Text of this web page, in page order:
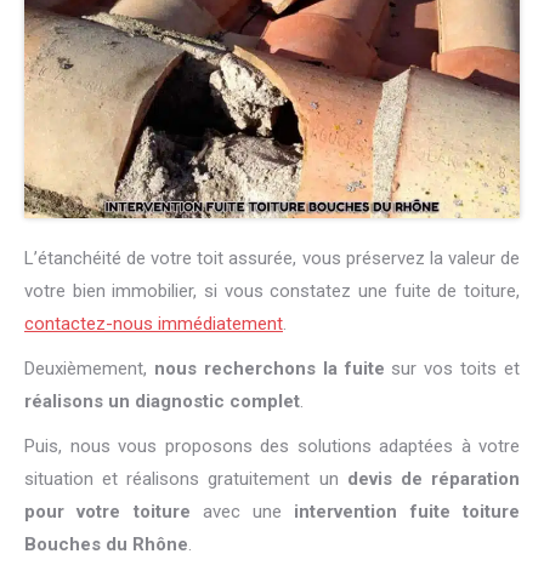
L’étanchéité de votre toit assurée, vous préservez la valeur de
votre bien immobilier, si vous constatez une fuite de toiture,
contactez-nous immédiatement.
Deuxièmement, nous recherchons la fuite sur vos toits et
réalisons un diagnostic complet.
Puis, nous vous proposons des solutions adaptées à votre
situation et réalisons gratuitement un devis de réparation
pour votre toiture avec une intervention fuite toiture
Bouches du Rhône.